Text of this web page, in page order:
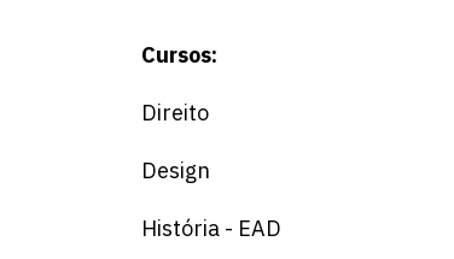
Cursos:
Direito
Design
História - EAD